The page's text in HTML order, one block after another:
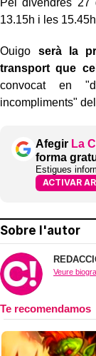
Pel divendres
13.15h i les
Ouigo serà la
transport que
convocat en
incompliments"
Afegir La
forma
Estigues
ACTIVAR
Sobre l'autor
Veure